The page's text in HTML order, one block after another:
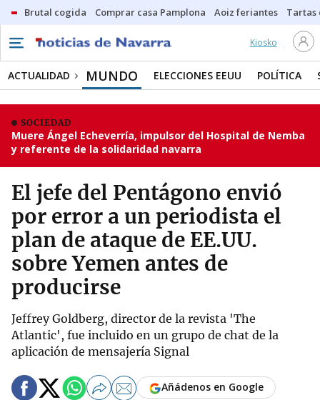
Brutal cogida Comprar casa Pamplona Aoiz feriantes Tartas
Kiosko
ACTUALIDAD MUNDO ELECCIONES EEUU POLÍTICA
SOCIEDAD
Muere Ángel Echeverría, impulsor del Hospital de Nemba
y referente de la solidaridad navarra
El jefe del Pentágono envió
por error a un periodista el
plan de ataque de EE.UU.
sobre Yemen antes de
producirse
Jeffrey Goldberg, director de la revista 'The
Atlantic', fue incluido en un grupo de chat de la
aplicación de mensajería Signal
Añádenos en Google